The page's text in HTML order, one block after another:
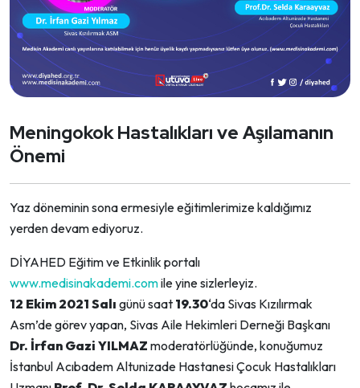
Meningokok Hastalıkları ve Aşılamanın
Önemi
Yaz döneminin sona ermesiyle eğitimlerimize kaldığımız
yerden devam ediyoruz.
DİYAHED Eğitim ve Etkinlik portalı
www.medisinakademi.comile yine sizlerleyiz.
12 Ekim 2021 Salı günü saat 19.30‘da Sivas Kızılırmak
Asm’de görev yapan, Sivas Aile Hekimleri Derneği Başkanı
Dr. İrfan Gazi YILMAZ moderatörlüğünde, konuğumuz
İstanbul Acıbadem Altunizade Hastanesi Çocuk Hastalıkları